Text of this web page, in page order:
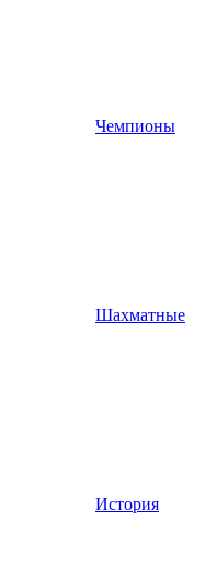
Чемпионы
Шахматные
История